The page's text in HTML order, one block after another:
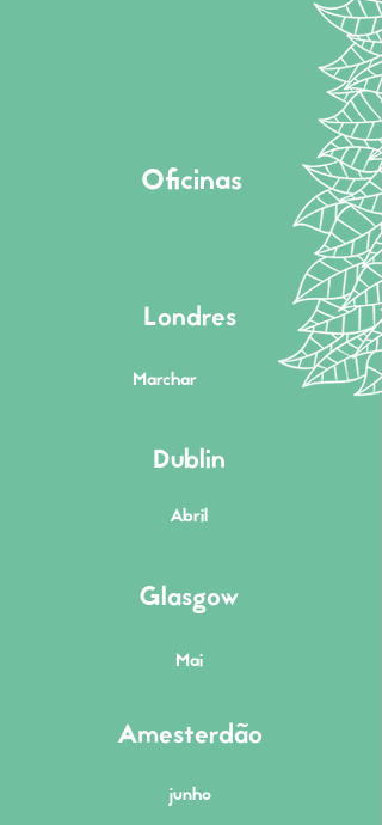
Oficinas
Londres
Marchar
Dublin
Abril
Mai
Glasgow
Amesterdão
junho